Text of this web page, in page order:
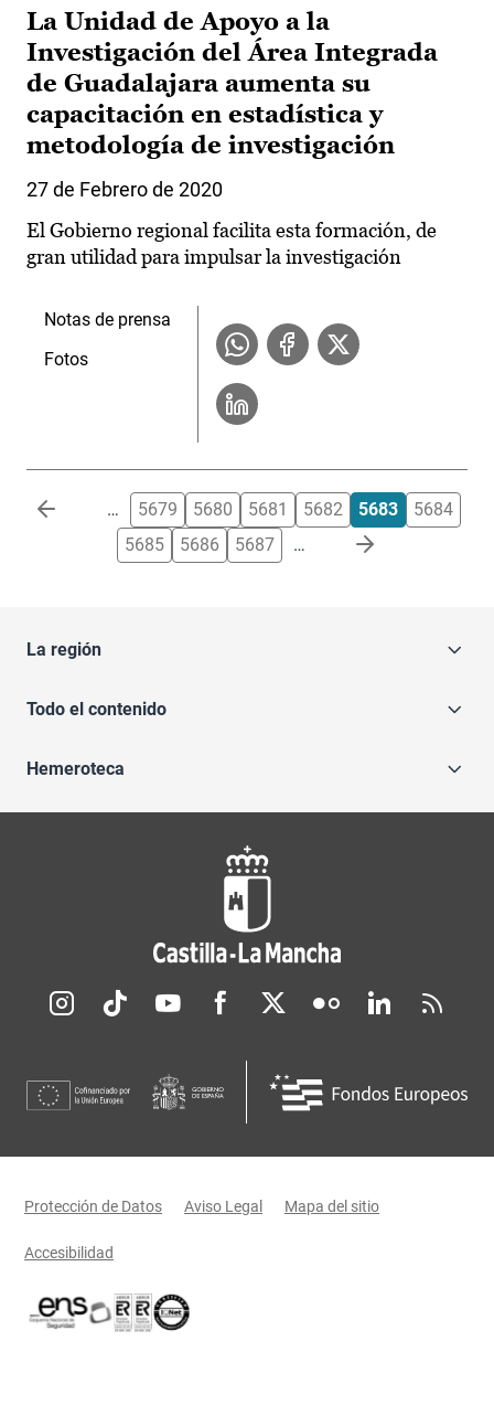
La Unidad de Apoyo a la
Investigación del Área Integrada
de Guadalajara aumenta su
capacitación en estadística y
metodología de investigación
27 de Febrero de 2020
El Gobierno regional facilita esta formación, de
gran utilidad para impulsar la investigación
Notas de prensa
Fotos
Paginación … 5679 5680 5681 5682 5683
5684
5685
5686 5687 …
La región
Todo el contenido
Hemeroteca
Redes sociales JCCM
Menú legal
Protección de Datos Aviso Legal Mapa del sitio
Accesibilidad